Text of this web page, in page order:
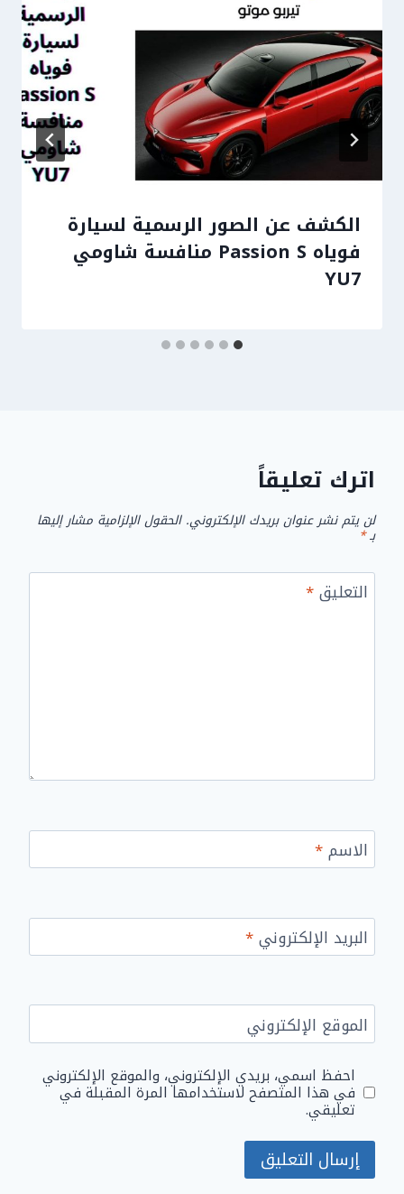
الكشف عن الصور الرسمية لسيارة
فوياه Passion S منافسة شاومي
YU7
اترك تعليقاً
لن يتم نشر عنوان بريدك الإلكتروني. الحقول الإلزامية مشار إليها
بـ*
التعليق*
الاسم*
البريد الإلكتروني*
الموقع الإلكتروني
احفظ اسمي، بريدي الإلكتروني، والموقع الإلكتروني
في هذا المتصفح لاستخدامها المرة المقبلة في
تعليقي.